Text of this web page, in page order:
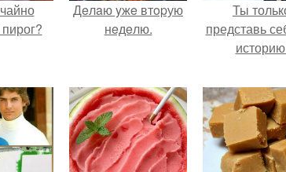
Дeлaю yжe втopую
нeдeлю.
Ты
представь